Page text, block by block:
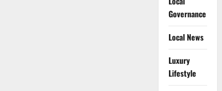
Governance
Local News
Luxury
Lifestyle